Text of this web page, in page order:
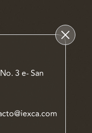
3 e- San